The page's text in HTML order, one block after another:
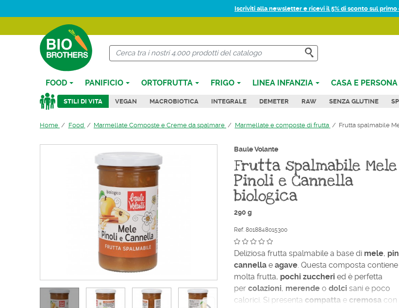
Iscriviti alla newsletter e ricevi il 5% di sconto sul primo
CERCA
FOOD PANIFICIO ORTOFRUTTA FRIGO LINEA INFANZIA CASA E PERSONA
STILI DI VITA VEGAN MACROBIOTICA INTEGRALE DEMETER RAW SENZA GLUTINE
Home Food Marmellate Composte e Creme da spalmare Marmellate e composte di frutta Frutta spalmabile
Baule Volante
Frutta spalmabile Mele
Pinoli e Cannella
biologica
290 g
Ref. 8018848015300
Deliziosa frutta spalmabile a base di mele,
cannella e agave. Questa composta contiene
molta frutta, pochi zuccheri ed è perfetta
per colazioni, merendeo dolci sani e poco
calorici. Si presenta compatta e cremosa con